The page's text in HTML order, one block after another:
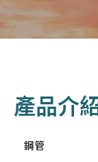
產品介
鋼管